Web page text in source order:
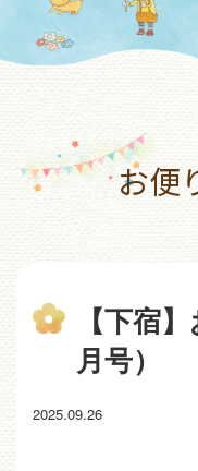
お便
【下宿
月号）
2025.09.26